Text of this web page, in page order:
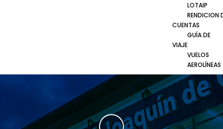
LOTAIP
RENDICION
CUENTAS
GUÍA DE
VIAJE
VUELOS
AEROLÍNEAS